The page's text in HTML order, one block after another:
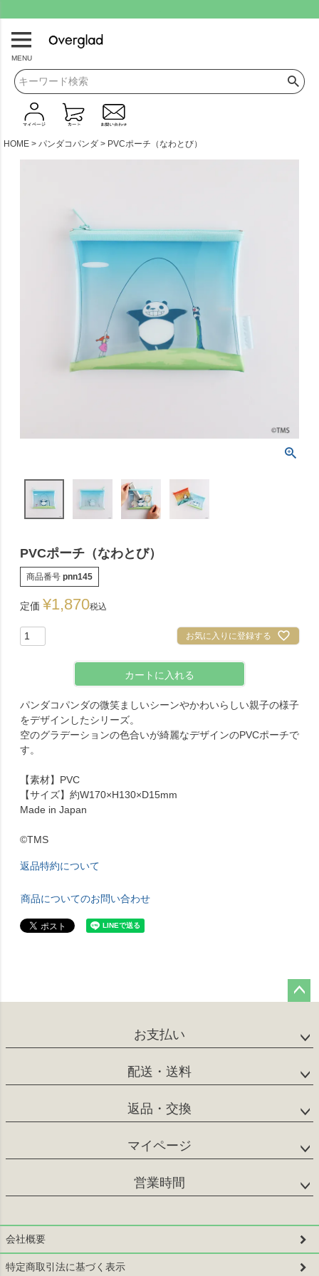
MENU
HOME パンダコパンダ PVCポーチ（なわとび）
PVCポーチ（なわとび）
商品番号 pnn145
定価 ¥1,870税込
お気に入りに登録する
カートに入れる
パンダコパンダの微笑ましいシーンやかわいらしい親子の様子
をデザインしたシリーズ。
空のグラデーションの色合いが綺麗なデザインのPVCポーチで
す。
【素材】PVC
【サイズ】約W170×H130×D15mm
Made in Japan
©TMS
返品特約について
商品についてのお問い合わせ
ップ
お支払い
配送・送料
返品・交換
マイページ
営業時間
会社概要
特定商取引法に基づく表示